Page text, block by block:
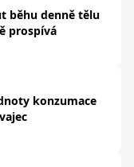
běhu denně tělu
prospívá
konzumace
vajec